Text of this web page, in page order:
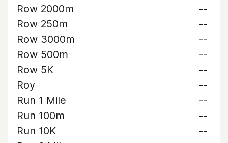
Row 2000m
--
Row 250m
--
Row 3000m
--
Row 500m
--
Row 5K
--
Roy
--
Run 1 Mile
--
Run 100m
--
Run 10K
--